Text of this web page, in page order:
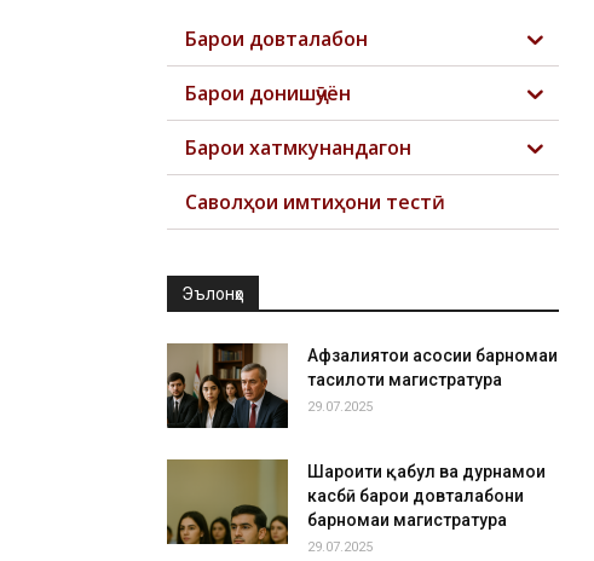
Барои довталабон
Барои донишҷӯён
Барои хатмкунандагон
Саволҳои имтиҳони тестӣ
Эълонҳо
Афзалиятҳои асосии барномаи
таҳсилоти магистратура
29.07.2025
Шароити қабул ва дурнамои
касбӣ барои довталабони
барномаи магистратура
29.07.2025